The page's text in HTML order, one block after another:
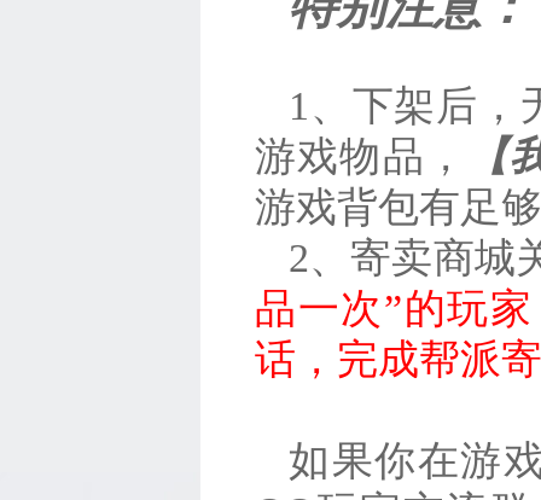
1、下架后，
游戏物品，
【
游戏背包有足
2、寄卖商城
品一次”的玩
话，完成帮派
如果你在游